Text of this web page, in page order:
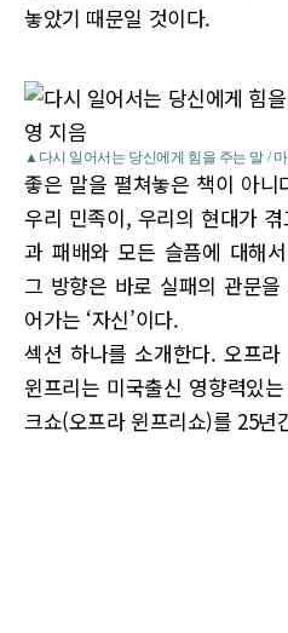
놓았기 때문일 것이다.
▲다시 일어서는 당신에게 힘을 주는 말 /
좋은 말을 펼쳐놓은 책이 아
우리 민족이, 우리의 현대가
과 패배와 모든 슬픔에 대해
그 방향은 바로 실패의 관문
어가는 ‘자신’이다.
섹션 하나를 소개한다. 오프
윈프리는 미국출신 영향력있
크쇼(오프라 윈프리쇼)를 25년